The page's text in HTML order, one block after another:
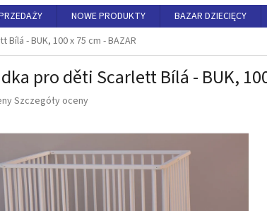
NOWE PRODUKTY BAZAR DZIECIĘCY
- BUK, 100 x 75 cm - BAZAR
pro děti Scarlett Bílá - BUK,
Szczegóły oceny